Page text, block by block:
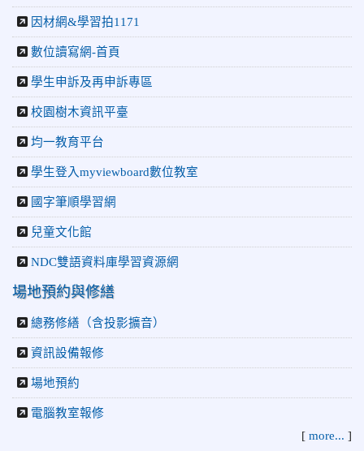
因材網&學習拍1171
數位讀寫網-首頁
學生申訴及再申訴專區
校園樹木資訊平臺
均一教育平台
學生登入myviewboard數位教室
國字筆順學習網
兒童文化館
NDC雙語資料庫學習資源網
場地預約與修繕
總務修繕（含投影擴音）
資訊設備報修
場地預約
電腦教室報修
[ more... ]